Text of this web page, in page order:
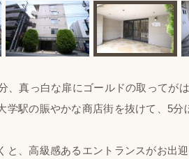
真っ白な扉にゴールドの取ってが
学駅の賑やかな商店街を抜けて、5
、高級感あるエントランスがお出